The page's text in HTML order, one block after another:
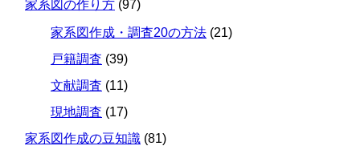
家系図の作り方 (97)
家系図作成・調査20の方法 (21)
戸籍調査 (39)
文献調査 (11)
現地調査 (17)
家系図作成の豆知識 (81)